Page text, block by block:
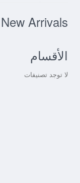
New Arrivals
الأقسام
لا توجد تصنيفات